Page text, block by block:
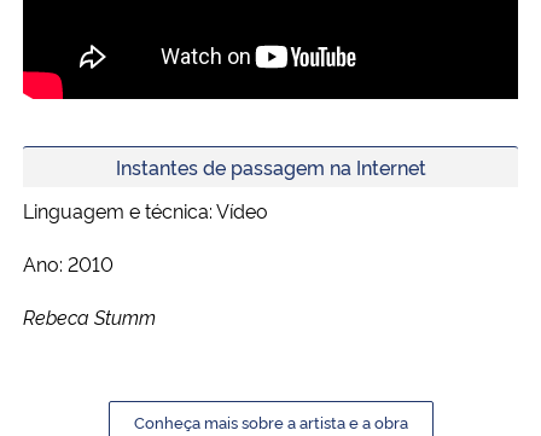
Ministério do Desenvolvimento Regional
Controladoria-Geral da União
Ministério da Mulher, da Família e dos Direitos Humanos
Gabinete de Segurança Institucional
Instantes de passagem na Internet
Linguagem e técnica: Vídeo
Ano: 2010
Rebeca Stumm
Conheça mais sobre a artista e a obra